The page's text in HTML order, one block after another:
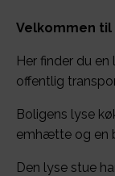
Velkommen
Her finder du
offentlig
Boligens lyse
emhætte og en
Den lyse stue